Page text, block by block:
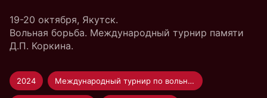
19-20 октября, Якутск.
Вольная борьба. Международный турнир памяти
Д.П. Коркина.
2024 Международный турнир по вольной борьбе памяти Дмитрия Коркина